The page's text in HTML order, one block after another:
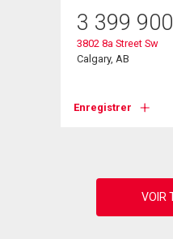
3 399 900
3802 8a Street Sw
Calgary, AB
Enregistrer